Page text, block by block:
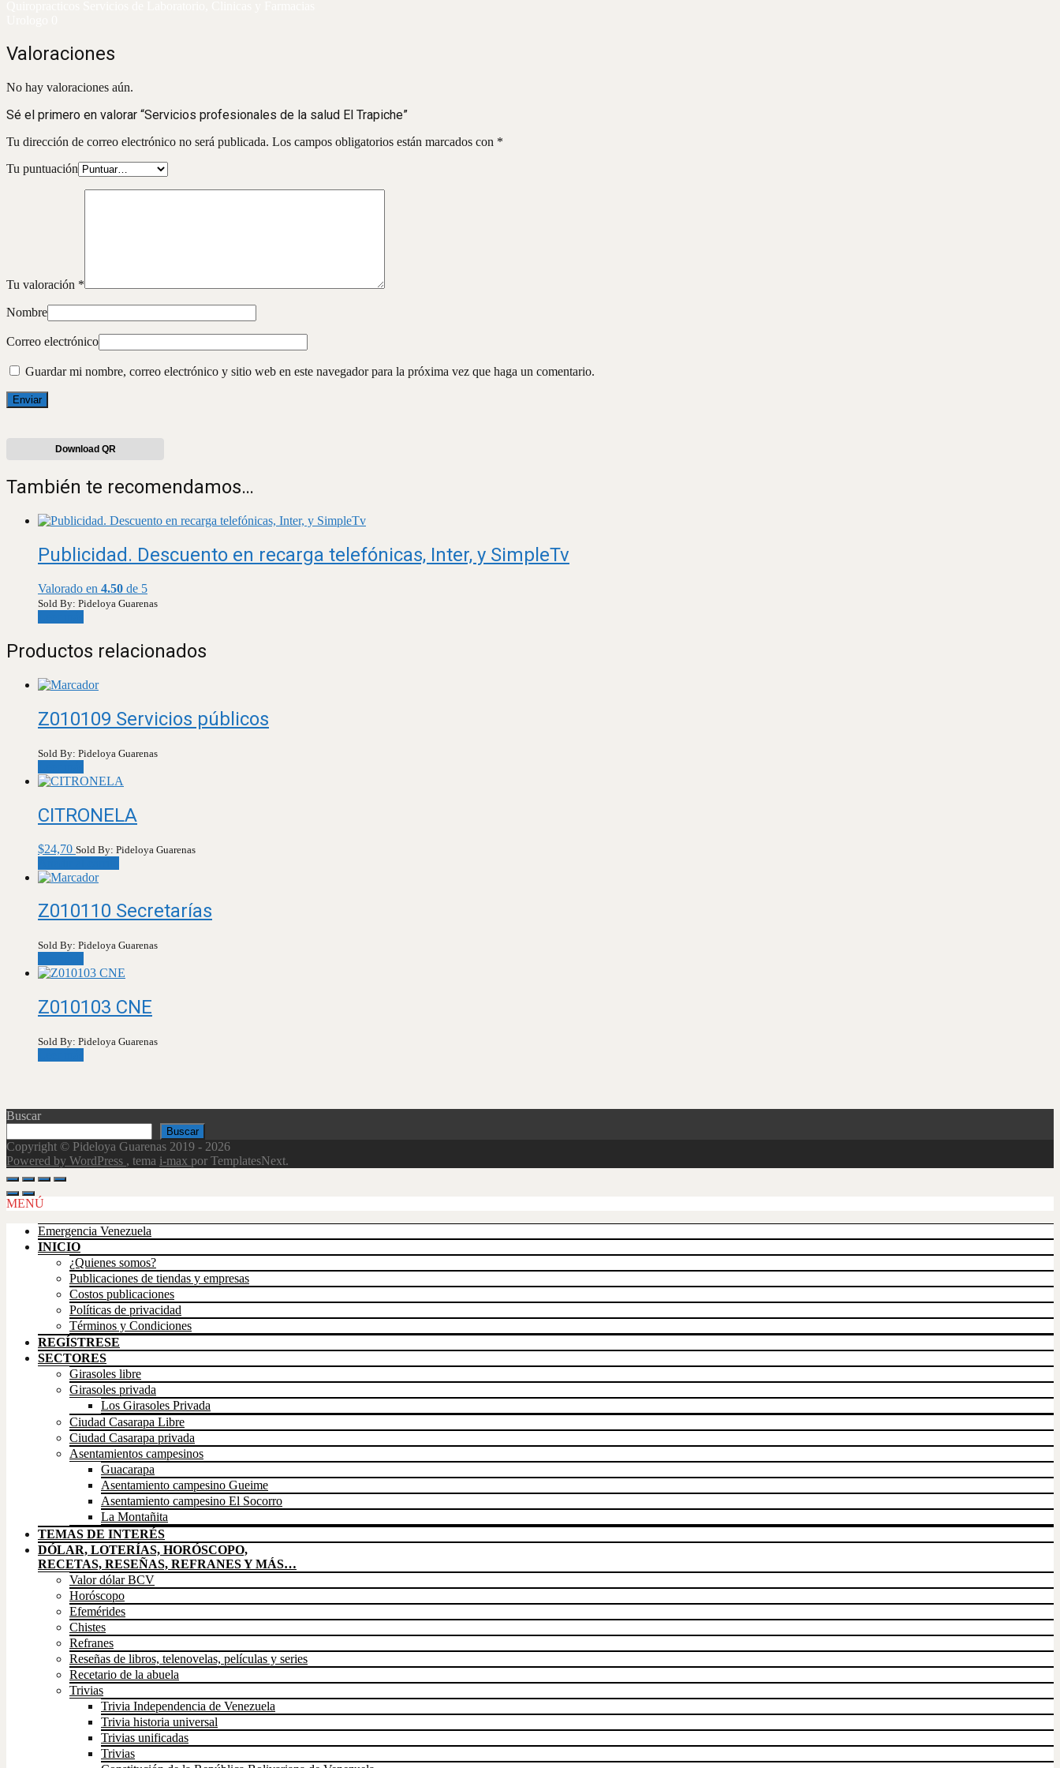
Valoraciones
No hay valoraciones aún.
Sé el primero en valorar “Servicios profesionales de la salud El Trapiche”
Tu dirección de correo electrónico no será publicada. Los campos obligatorios están marcados con *
Tu puntuación
Tu valoración *
Nombre
Correo electrónico
Guardar mi nombre, correo electrónico y sitio web en este navegador para la próxima vez que haga un comentario.
Download QR
También te recomendamos…
Publicidad. Descuento en recarga telefónicas, Inter, y SimpleTv
Valorado en 4.50 de 5
Sold By: Pideloya Guarenas
Productos relacionados
Z010109 Servicios públicos
Sold By: Pideloya Guarenas
CITRONELA
$24,70 Sold By: Pideloya Guarenas
Z010110 Secretarías
Sold By: Pideloya Guarenas
Z010103 CNE
Sold By: Pideloya Guarenas
Buscar
Buscar
Copyright © Pideloya Guarenas 2019 - 2026
Powered by WordPress , tema i-max por TemplatesNext.
Scroll
Up
MENÚ
Emergencia Venezuela
INICIO
¿Quienes somos?
Publicaciones de tiendas y empresas
Costos publicaciones
Políticas de privacidad
Términos y Condiciones
REGÍSTRESE
SECTORES
Girasoles libre
Girasoles privada
Los Girasoles Privada
Ciudad Casarapa Libre
Ciudad Casarapa privada
Asentamientos campesinos
Guacarapa
Asentamiento campesino Gueime
Asentamiento campesino El Socorro
La Montañita
TEMAS DE INTERÉS
DÓLAR, LOTERÍAS, HORÓSCOPO,
RECETAS, RESEÑAS, REFRANES Y MÁS…
Valor dólar BCV
Horóscopo
Efemérides
Chistes
Refranes
Reseñas de libros, telenovelas, películas y series
Recetario de la abuela
Trivias
Trivia Independencia de Venezuela
Trivia historia universal
Trivias unificadas
Trivias